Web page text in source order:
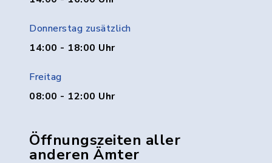
Donnerstag zusätzlich
14:00 - 18:00 Uhr
Freitag
08:00 - 12:00 Uhr
Öffnungszeiten aller
anderen Ämter